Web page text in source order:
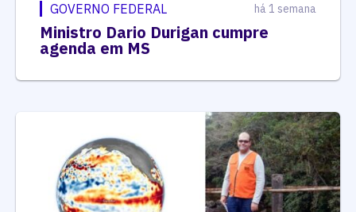
GOVERNO FEDERAL há 1 semana
Ministro Dario Durigan cumpre
agenda em MS